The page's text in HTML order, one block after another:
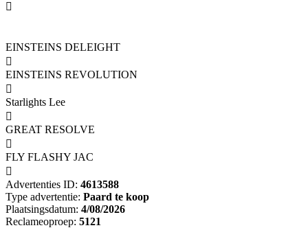

EINSTEINS DELEIGHT

EINSTEINS REVOLUTION

Starlights Lee

GREAT RESOLVE

FLY FLASHY JAC

Advertenties ID: 4613588
Type advertentie: Paard te koop
Plaatsingsdatum: 4/08/2026
Reclameoproep: 5121